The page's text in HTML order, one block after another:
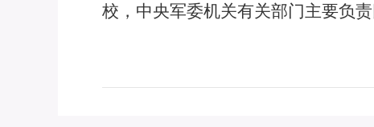
校，中央军委机关有关部门主要负责